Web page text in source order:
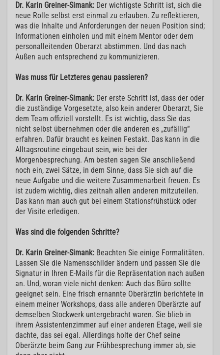
Dr. Karin Greiner-Simank: Der wichtigste Schritt ist, sich die
neue Rolle selbst erst einmal zu erlauben. Zu reflektieren,
was die Inhalte und Anforderungen der neuen Position sind;
Informationen einholen und mit einem Mentor oder dem
personalleitenden Oberarzt abstimmen. Und das nach
Außen auch entsprechend zu kommunizieren.
Was muss für Letzteres genau passieren?
Dr. Karin Greiner-Simank: Der erste Schritt ist, dass der oder
die zuständige Vorgesetzte, also kein anderer Oberarzt, Sie
dem Team offiziell vorstellt. Es ist wichtig, dass Sie das
nicht selbst übernehmen oder die anderen es „zufällig“
erfahren. Dafür braucht es keinen Festakt. Das kann in die
Alltagsroutine eingebaut sein, wie bei der
Morgenbesprechung. Am besten sagen Sie anschließend
noch ein, zwei Sätze, in dem Sinne, dass Sie sich auf die
neue Aufgabe und die weitere Zusammenarbeit freuen. Es
ist zudem wichtig, dies zeitnah allen anderen mitzuteilen.
Das kann man auch gut bei einem Stationsfrühstück oder
der Visite erledigen.
Was sind die folgenden Schritte?
Dr. Karin Greiner-Simank: Beachten Sie einige Formalitäten.
Lassen Sie die Namensschilder ändern und passen Sie die
Signatur in Ihren E-Mails für die Repräsentation nach außen
an. Und, woran viele nicht denken: Auch das Büro sollte
geeignet sein. Eine frisch ernannte Oberärztin berichtete in
einem meiner Workshops, dass alle anderen Oberärzte auf
demselben Stockwerk untergebracht waren. Sie blieb in
ihrem Assistentenzimmer auf einer anderen Etage, weil sie
dachte, das sei egal. Allerdings holte der Chef seine
Oberärzte beim Gang zur Frühbesprechung immer ab, sie